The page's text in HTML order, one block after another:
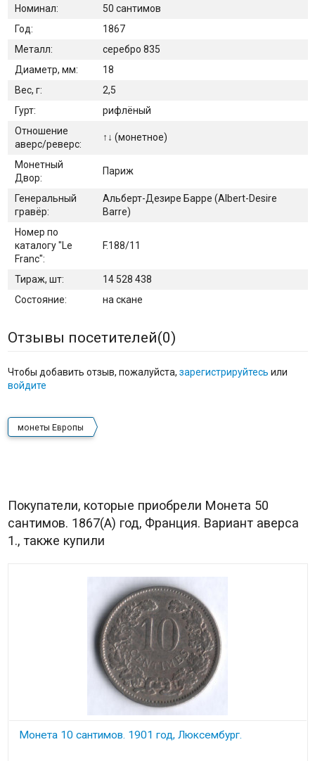
Номинал:
50 сантимов
Год:
1867
Металл:
серебро 835
Диаметр, мм:
18
Вес, г:
2,5
Гурт:
рифлёный
Отношение
аверс/реверс:
↑↓ (монетное)
Монетный
Двор:
Париж
Генеральный
гравёр:
Альберт-Дезире Барре (Albert-Desire
Barre)
Номер по
каталогу "Le
Franc":
F.188/11
Тираж, шт:
14 528 438
Состояние:
на скане
Отзывы посетителей(0)
Чтобы добавить отзыв, пожалуйста, зарегистрируйтесь или
войдите
монеты Европы
Покупатели, которые приобрели Монета 50
сантимов. 1867(A) год, Франция. Вариант аверса
1., также купили
Монета 10 сантимов. 1901 год, Люксембург.